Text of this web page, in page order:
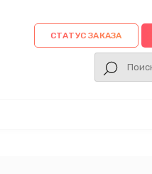
СТАТУС ЗАКАЗА